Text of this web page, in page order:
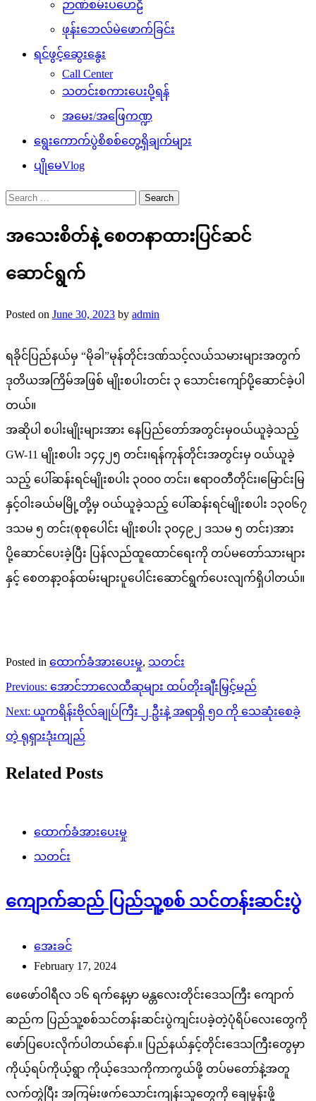
ဉာဏ်စမ်းပဟေဠိ
ဖုန်းဘေလ်မဲဖောက်ခြင်း
ရင်ဖွင့်ဆွေးနွေး
Call Center
သတင်းစကားပေးပို့ရန်
အမေး/အဖြေကဏ္ဍ
ရွေးကောက်ပွဲစိစစ်တွေ့ရှိချက်များ
ပျိုမေVlog
Search
for:
အသေးစိတ်နဲ့ စေတနာထားပြင်ဆင်
ဆောင်ရွက်
Posted on June 30, 2023 by admin
ရခိုင်ပြည်နယ်မှ “မိုခါ”မုန်တိုင်းဒဏ်သင့်လယ်သမားများအတွက်
ဒုတိယအကြိမ်အဖြစ် မျိုးစပါးတင်း ၃ သောင်းကျော်ပို့ဆောင်ခဲ့ပါ
တယ်။
အဆိုပါ စပါးမျိုးများအား နေပြည်တော်အတွင်းမှဝယ်ယူခဲ့သည့်
GW-11 မျိုးစပါး ၁၄၄၂၅ တင်း၊ရန်ကုန်တိုင်းအတွင်းမှ ဝယ်ယူခဲ့
သည့် ပေါ်ဆန်းရင်မျိုးစပါး ၃၀၀၀ တင်း၊ ဧရာဝတီတိုင်း၊မြောင်းမြ
နှင့်ဝါးခယ်မမြို့တို့မှ ဝယ်ယူခဲ့သည့် ပေါ်ဆန်းရင်မျိုးစပါး ၁၃၀၆၇
ဒသမ ၅ တင်း(စုစုပေါင်း မျိုးစပါး ၃၀၄၉၂ ဒသမ ၅ တင်း)အား
ပို့ဆောင်ပေးခဲ့ပြီး ပြန်လည်ထူထောင်ရေးကို တပ်မတော်သားများ
နှင့် စေတနာ့ဝန်ထမ်းများပူပေါင်းဆောင်ရွက်ပေးလျက်ရှိပါတယ်။
Posted in ထောက်ခံအားပေးမှု, သတင်း
Post
navigation
Previous: အောင်ဘာလေထီဆုများ ထပ်တိုးချီးမြှင့်မည်
Next: ယူကရိန်းဗိုလ်ချုပ်ကြီး ၂ ဦးနဲ့ အရာရှိ ၅၀ ကို သေဆုံးစေခဲ့
တဲ့ ရုရှားဒုံးကျည်
Related Posts
ထောက်ခံအားပေးမှု
သတင်း
ကျောက်ဆည် ပြည်သူ့စစ် သင်တန်းဆင်းပွဲ
အေးခင်
February 17, 2024
ဖေဖော်ဝါရီလ ၁၆ ရက်နေ့မှာ မန္တလေးတိုင်းဒေသကြီး ကျောက်
ဆည်က ပြည်သူ့စစ်သင်တန်းဆင်းပွဲကျင်းပခဲ့တဲ့ပုံရိပ်လေးတွေကို
ဖော်ပြပေးလိုက်ပါတယ်နော်.။ ပြည်နယ်နှင့်တိုင်းဒေသကြီးတွေမှာ
ကိုယ့်ရပ်ကိုယ့်ရွာ ကိုယ့်ဒေသကိုကာကွယ်ဖို့ တပ်မတော်နဲ့အတူ
လက်တွဲပြီး အကြမ်းဖက်သောင်းကျန်းသူတွေကို ချေမှုန်းဖို့